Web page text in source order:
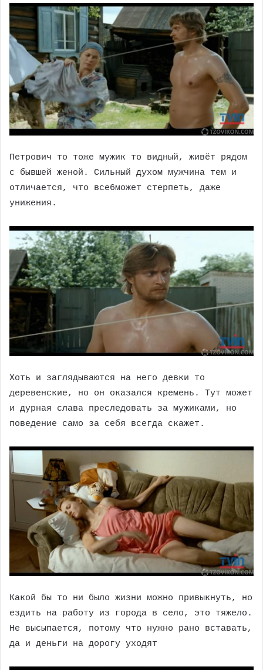
Петрович то тоже мужик то видный, живёт рядом
с бывшей женой. Сильный духом мужчина тем и
отличается, что все6может стерпеть, даже
унижения.
Хоть и заглядываются на него девки то
деревенские, но он оказался кремень. Тут может
и дурная слава преследовать за мужиками, но
поведение само за себя всегда скажет.
Какой бы то ни было жизни можно привыкнуть, но
ездить на работу из города в село, это тяжело.
Не высыпается, потому что нужно рано вставать,
да и деньги на дорогу уходят